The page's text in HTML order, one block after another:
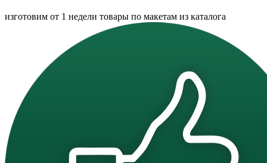
изготовим от 1 недели товары по макетам из каталога